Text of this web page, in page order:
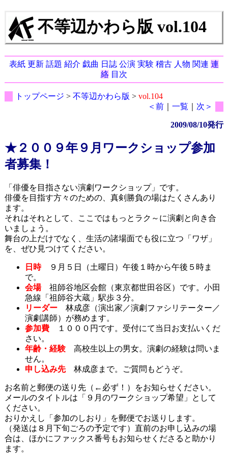
不等辺かわら版 vol.104
表紙 更新 話題 紹介 戯曲 日誌 公演 実験 稽古 人物 関連 連
絡 目次
トップページ > 不等辺かわら版 > vol.104
＜前 ｜一覧 次＞
2009/08/10発行
★２００９年９月ワークショップ参加
者募集！
「俳優を目指さない演劇ワークショップ」です。
俳優を目指す方々のための、真剣勝負の場はたくさんあり
ます。
それはそれとして、ここではもっとラク～に演劇と向き合
いましょう。
舞台の上だけでなく、生活の諸場面でも役に立つ「ワザ」
を、ぜひ見つけてください。
日時９月５日（土曜日）午後１時から午後５時ま
で。
会場祖師谷地区会館（東京都世田谷区）です。小田
急線「祖師谷大蔵」駅歩３分。
リーダー林成彦（演出家／演劇ファシリテーター／
演劇講師）が務めます。
参加費１０００円です。受付にて当日お支払いくだ
さい。
年齢・経験高校生以上の男女。演劇の経験は問いま
せん。
申し込み先林成彦まで。ご質問もどうぞ。
お名前と郵便の送り先（←必ず！）をお知らせください。
メールのタイトルは「９月のワークショップ希望」として
ください。
おりかえし「参加のしおり」を郵便でお送りします。
（発送は８月下旬ごろの予定です）直前のお申し込みの場
合は、ほかにファックス番号もお知らせくださると助かり
ます。